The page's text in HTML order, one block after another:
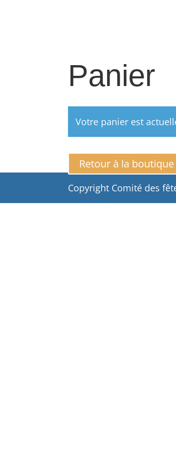
Panier
Votre panier est
Retour à la boutique
Copyright Comité des